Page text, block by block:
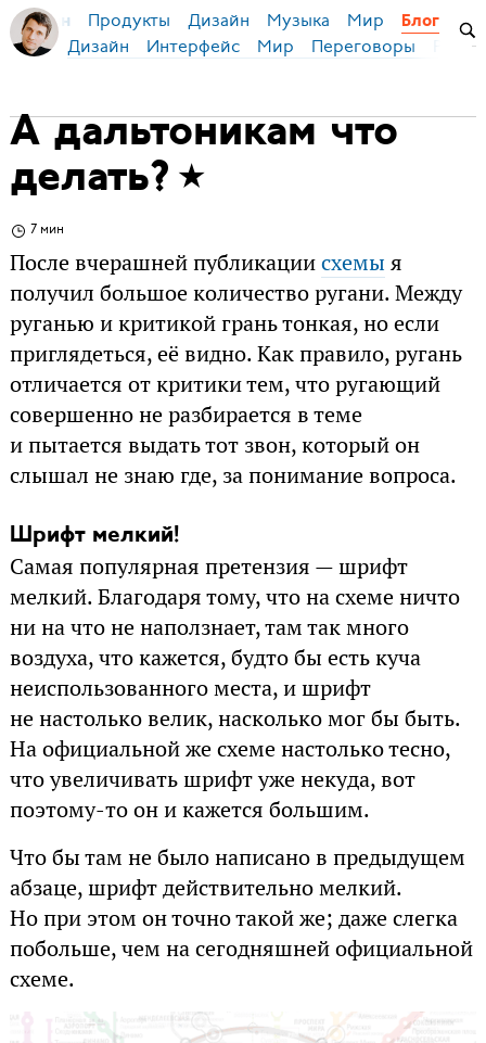
Бирман Продукты Дизайн Музыка Мир Блог
Дизайн Интерфейс Мир Переговоры
А дальтоникам что
делать?
7 мин
После вчерашней публикациисхемы я
получил большое количество ругани. Между
руганью и критикой грань тонкая, но если
приглядеться, её видно. Как правило, ругань
отличается от критики тем, что ругающий
совершенно не разбирается в теме
и пытается выдать тот звон, который он
слышал не знаю где, за понимание вопроса.
Шрифт мелкий!
Самая популярная претензия — шрифт
мелкий. Благодаря тому, что на схеме ничто
ни на что не наползнает, там так много
воздуха, что кажется, будто бы есть куча
неиспользованного места, и шрифт
не настолько велик, насколько мог бы быть.
На официальной же схеме настолько тесно,
что увеличивать шрифт уже некуда, вот
поэтому-то он и кажется большим.
Что бы там не было написано в предыдущем
абзаце, шрифт действительно мелкий.
Но при этом он точно такой же; даже слегка
побольше, чем на сегодняшней официальной
схеме.